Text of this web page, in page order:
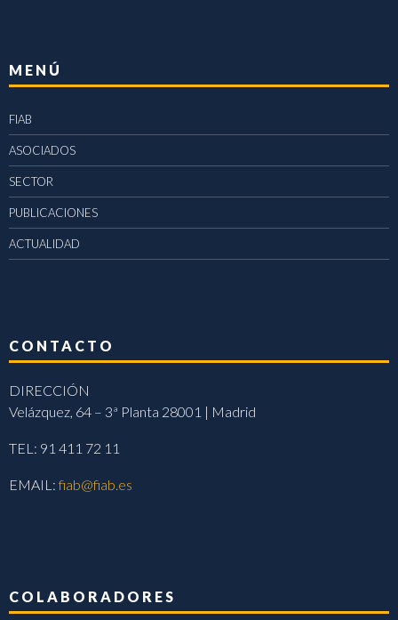
MENÚ
FIAB
ASOCIADOS
SECTOR
PUBLICACIONES
ACTUALIDAD
CONTACTO
DIRECCIÓN
Velázquez, 64 – 3ª Planta 28001 | Madrid
TEL: 91 411 72 11
EMAIL:fiab@fiab.es
COLABORADORES